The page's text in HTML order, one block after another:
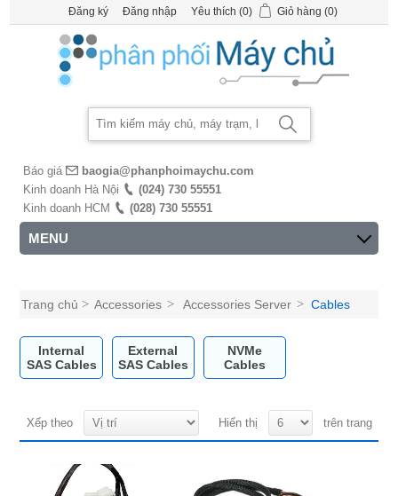
Đăng ký Đăng nhập Yêu thích (0) Giỏ hàng (0)
Báo giá
baogia@phanphoimaychu.com
Kinh doanh Hà Nội
(024) 730 55551
Kinh doanh HCM
(028) 730 55551
MENU
Trang chủ > Accessories > Accessories Server > Cables
Internal
SAS Cables
External
SAS Cables
NVMe
Cables
Xếp theo Hiển thị trên trang